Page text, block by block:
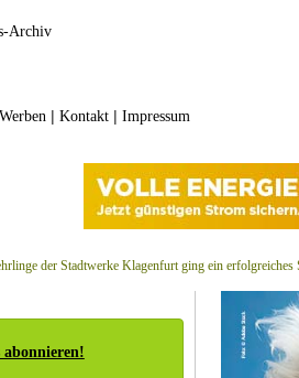
Archiv
Werben | Kontakt| Impressum
der Stadtwerke Klagenfurt ging ein erfolgreiches